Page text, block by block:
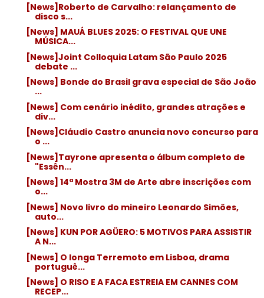
[News]Roberto de Carvalho: relançamento de
disco s...
[News] MAUÁ BLUES 2025: O FESTIVAL QUE UNE
MÚSICA...
[News]Joint Colloquia Latam São Paulo 2025
debate ...
[News] Bonde do Brasil grava especial de São João
...
[News] Com cenário inédito, grandes atrações e
div...
[News]Cláudio Castro anuncia novo concurso para
o ...
[News]Tayrone apresenta o álbum completo de
"Essên...
[News] 14ª Mostra 3M de Arte abre inscrições com
o...
[News] Novo livro do mineiro Leonardo Simões,
auto...
[News] KUN POR AGÜERO: 5 MOTIVOS PARA ASSISTIR
A N...
[News] O longa Terremoto em Lisboa, drama
portuguê...
[News] O RISO E A FACA ESTREIA EM CANNES COM
RECEP...